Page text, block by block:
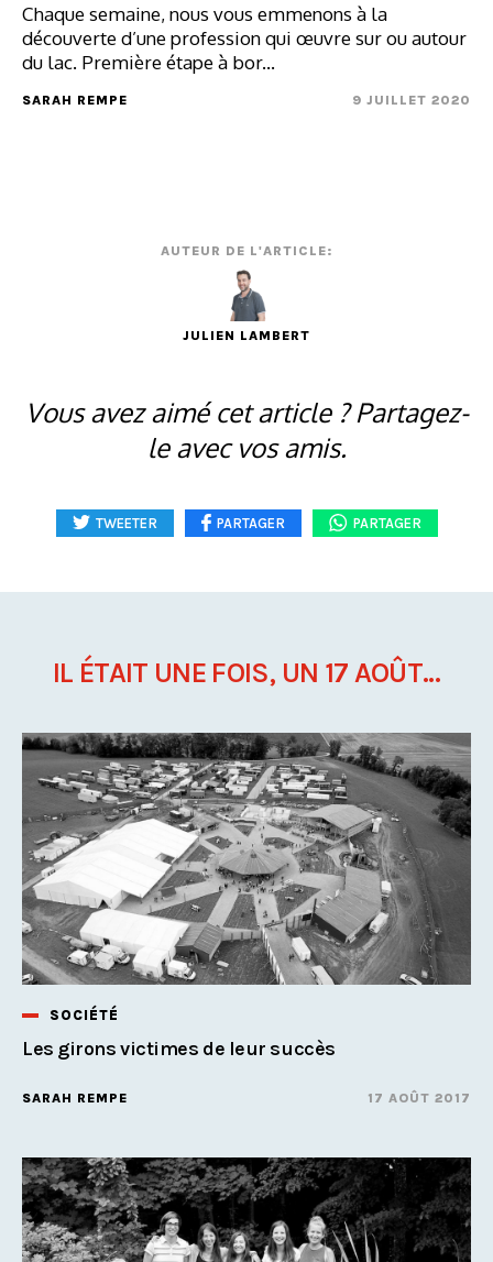
Chaque semaine, nous vous emmenons à la
découverte d’une profession qui œuvre sur ou autour
du lac. Première étape à bor...
SARAH REMPE 9 JUILLET 2020
AUTEUR DE L'ARTICLE:
JULIEN LAMBERT
Vous avez aimé cet article ? Partagez-
le avec vos amis.
TWEETER PARTAGER PARTAGER
IL ÉTAIT UNE FOIS, UN 17 AOÛT...
SOCIÉTÉ
Les girons victimes de leur succès
SARAH REMPE 17 AOÛT 2017